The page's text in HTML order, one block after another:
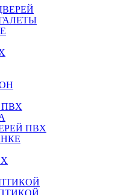
ПВХ
ПВХ